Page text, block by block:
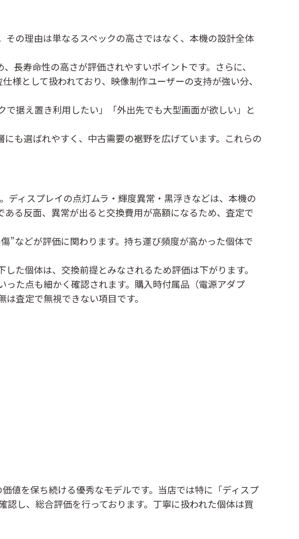
の理由は単なるスペックの高さではなく、本機の設計全体
長寿命性の高さが評価されやすいポイントです。さらに、
として扱われており、映像制作ユーザーの支持が強い分、
据え置き利用したい」「外出先でも大型画面が欲しい」と
も選ばれやすく、中古需要の裾野を広げています。これらの
ィスプレイの点灯ムラ・輝度異常・黒浮きなどは、本機の
る反面、異常が出ると交換費用が高額になるため、査定で
”などが評価に関わります。持ち運び頻度が高かった個体で
た個体は、交換前提とみなされるため評価は下がります。
た点も細かく確認されます。購入時付属品（電源アダプ
査定で無視できない項目です。
値を保ち続ける優秀なモデルです。当店では特に「ディスプ
し、総合評価を行っております。丁寧に扱われた個体は買